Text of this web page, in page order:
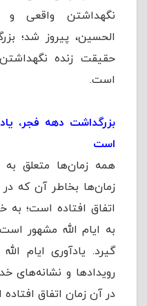
نگهداشتن واقعی و
الحسین، پیروز شد؛
حقیقت زنده
است.
بزرگداشت دهه فجر،
است
همه زمان‌ها متعلق
زمان‌ها بخاطر آن که
اتفاق افتاده است؛
به ایام الله مشهور
گیرد. یادآوری ایام
رویدادها و نشانه‌های
در آن زمان اتفاق